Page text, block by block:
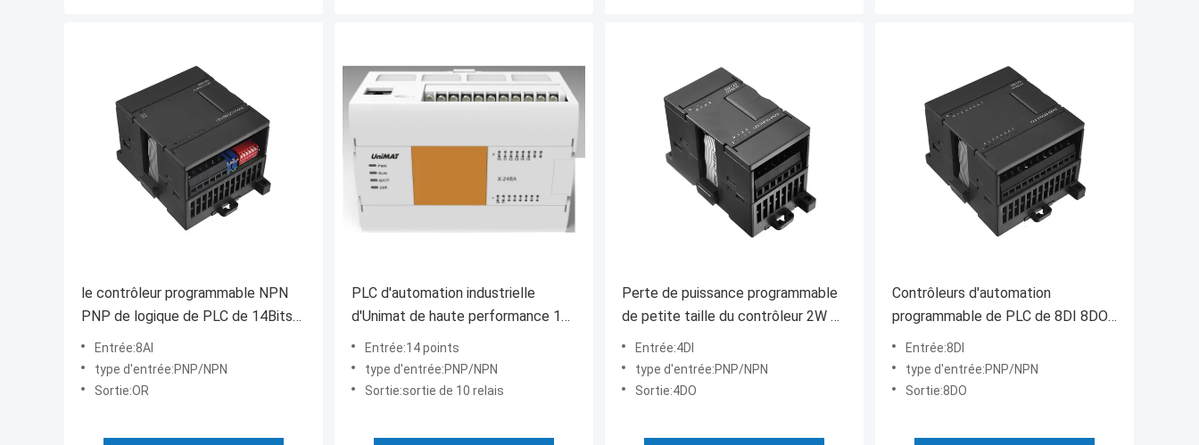
le contrôleur programmable NPN
PNP de logique de PLC de 14Bits
8AI a entré la sortie d'OR
Entrée:8AI
type d'entrée:PNP/NPN
Sortie:OR
PLC d'automation industrielle
d'Unimat de haute performance 14
points d'entrée
Entrée:14 points
type d'entrée:PNP/NPN
Sortie:sortie de 10 relais
Perte de puissance programmable
de petite taille du contrôleur 2W de
logique de PLC de 4DI 4DO
Entrée:4DI
type d'entrée:PNP/NPN
Sortie:4DO
Contrôleurs d'automation
programmable de PLC de 8DI 8DO
pour l'automation industrielle
Entrée:8DI
type d'entrée:PNP/NPN
Sortie:8DO